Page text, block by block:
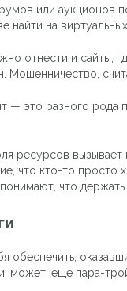
или аукционов
найти на
отнести и сайты,
Мошенничество,
— это разного рода
ресурсов
что кто-то
что держать
обеспечить,
может, еще пара-